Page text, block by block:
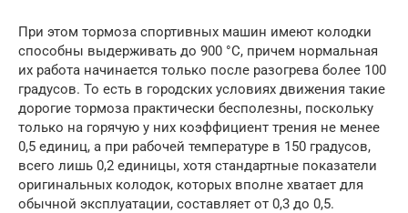
При этом тормоза спортивных машин имеют колодки
способны выдерживать до 900 °C, причем нормальная
их работа начинается только после разогрева более 100
градусов. То есть в городских условиях движения такие
дорогие тормоза практически бесполезны, поскольку
только на горячую у них коэффициент трения не менее
0,5 единиц, а при рабочей температуре в 150 градусов,
всего лишь 0,2 единицы, хотя стандартные показатели
оригинальных колодок, которых вполне хватает для
обычной эксплуатации, составляет от 0,3 до 0,5.